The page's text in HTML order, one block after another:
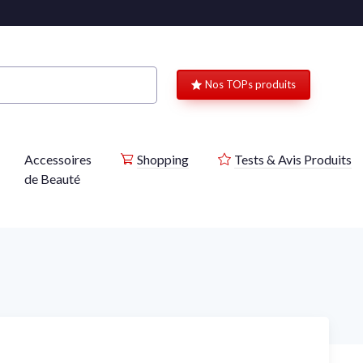
Nos TOPs produits
Accessoires
de Beauté
Shopping Tests & Avis Produits